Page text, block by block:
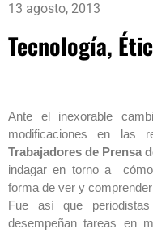
13 agosto, 2013
Tecnología,
Ante el inexorable
modificaciones en las
Trabajadores de Prensa
indagar en torno a
forma de ver y
Fue así que
desempeñan tareas en